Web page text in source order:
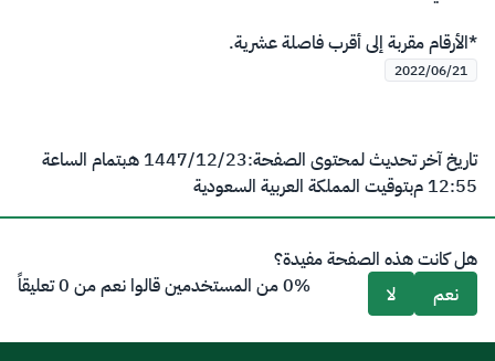
*الأرقام مقربة إلى أقرب فاصلة عشرية.
2022/06/21
تاريخ آخر تحديث لمحتوى الصفحة:23‏/12‏/1447 هـ
بتمام الساعة
12:55 م
بتوقيت المملكة العربية السعودية
هل كانت هذه الصفحة مفيدة؟
نعم
لا 0% من المستخدمين قالوا نعم من 0 تعليقاً